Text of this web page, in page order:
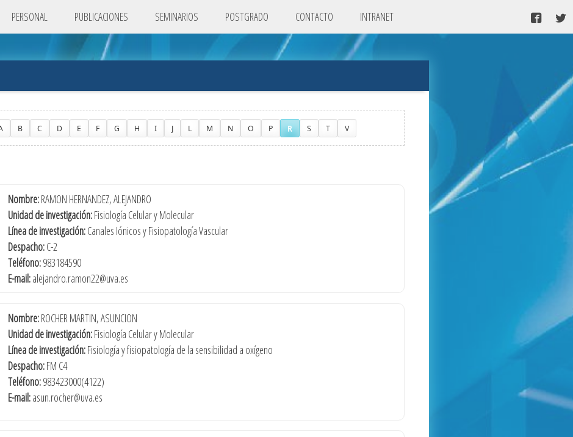
PERSONAL PUBLICACIONES SEMINARIOS POSTGRADO CONTACTO INTRANET
B C D E F G H I J L M N O P R S T V
Nombre:RAMON HERNANDEZ, ALEJANDRO
Unidad de investigación:Fisiología Celular y Molecular
Línea de investigación:Canales Iónicos y Fisiopatología Vascular
Despacho:C-2
Teléfono:983184590
E-mail:alejandro.ramon22@uva.es
Nombre:ROCHER MARTIN, ASUNCION
Unidad de investigación:Fisiología Celular y Molecular
Línea de investigación:Fisiología y fisiopatología de la sensibilidad a oxígeno
Despacho:FM C4
Teléfono:983423000(4122)
E-mail:asun.rocher@uva.es